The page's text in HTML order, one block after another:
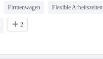
Firmenwagen Flexible Arbeitszeiten
2